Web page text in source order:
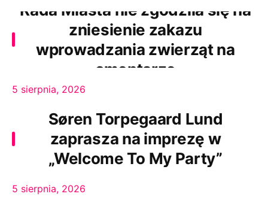
Rada Miasta nie zgodziła się na
zniesienie zakazu
wprowadzania zwierząt na
cmentarze
5 sierpnia, 2026
Søren Torpegaard Lund
zaprasza na imprezę w
„Welcome To My Party”
5 sierpnia, 2026